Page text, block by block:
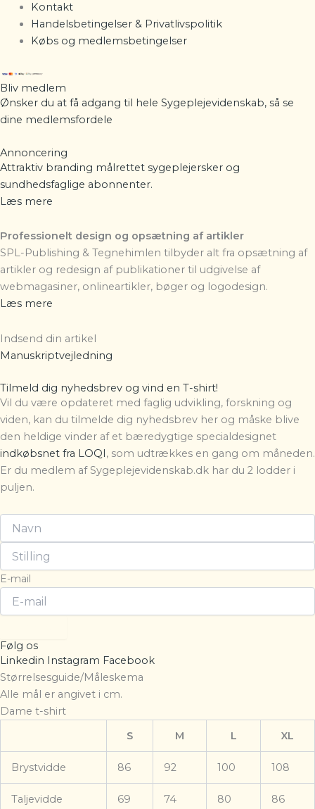
Kontakt
Handelsbetingelser & Privatlivspolitik
Købs og medlemsbetingelser
Bliv medlem
Ønsker du at få adgang til hele Sygeplejevidenskab, så se
dine medlemsfordele
Annoncering
Attraktiv branding målrettet sygeplejersker og
sundhedsfaglige abonnenter.
Læs mere
Professionelt design og opsætning af artikler
SPL-Publishing & Tegnehimlen tilbyder alt fra opsætning af
artikler og redesign af publikationer til udgivelse af
webmagasiner, onlineartikler, bøger og logodesign.
Læs mere
Indsend din artikel
Manuskriptvejledning
Tilmeld dig nyhedsbrev og vind en T-shirt!
Vil du være opdateret med faglig udvikling, forskning og
viden, kan du tilmelde dig nyhedsbrev her og måske blive
den heldige vinder af et bæredygtige specialdesignet
indkøbsnet fra LOQI , som udtrækkes en gang om måneden.
Er du medlem af Sygeplejevidenskab.dk har du 2 lodder i
puljen.
E-mail
Følg os
Linkedin Instagram Facebook
Størrelsesguide/Måleskema
Alle mål er angivet i cm.
Dame t-shirt
S
M L XL
Brystvidde 86 92 100 108
Taljevidde 69 74 80 86